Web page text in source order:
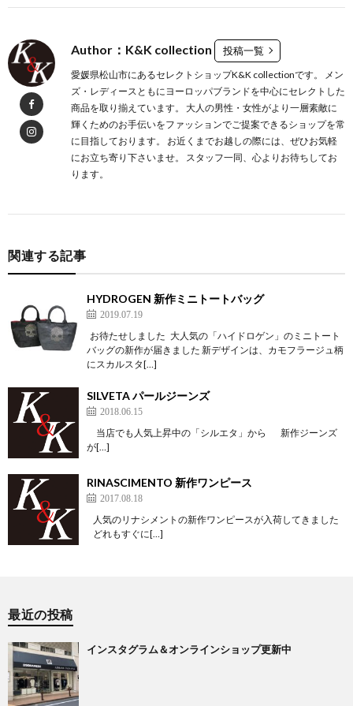
Author：K&K collection 投稿一覧
愛媛県松山市にあるセレクトショップK&K collectionです。 メン
ズ・レディースともにヨーロッパブランドを中心にセレクトした
商品を取り揃えています。 大人の男性・女性がより一層素敵に
輝くためのお手伝いをファッションでご提案できるショップを常
に目指しております。 お近くまでお越しの際には、ぜひお気軽
にお立ち寄り下さいませ。 スタッフ一同、心よりお待ちしてお
ります。
関連する記事
HYDROGEN 新作ミニトートバッグ
2019.07.19
お待たせしました 大人気の「ハイドロゲン」のミニトート
バッグの新作が届きました 新デザインは、カモフラージュ柄
にスカルスタ[…]
SILVETA パールジーンズ
2018.06.15
当店でも人気上昇中の「シルエタ」から 新作ジーンズ
が[…]
RINASCIMENTO 新作ワンピース
2017.08.18
人気のリナシメントの新作ワンピースが入荷してきました
どれもすぐに[…]
最近の投稿
インスタグラム＆オンラインショップ更新中